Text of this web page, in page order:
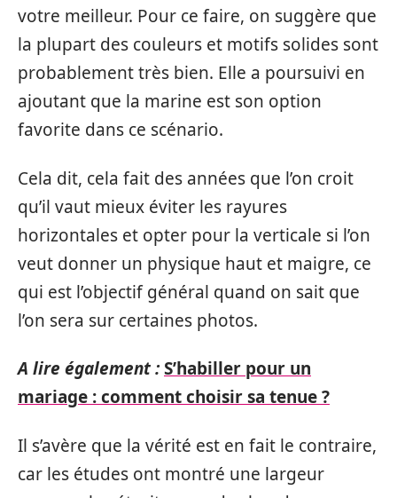
votre meilleur. Pour ce faire, on suggère que
la plupart des couleurs et motifs solides sont
probablement très bien. Elle a poursuivi en
ajoutant que la marine est son option
favorite dans ce scénario.
Cela dit, cela fait des années que l’on croit
qu’il vaut mieux éviter les rayures
horizontales et opter pour la verticale si l’on
veut donner un physique haut et maigre, ce
qui est l’objectif général quand on sait que
l’on sera sur certaines photos.
A lire également :S’habiller pour un
mariage : comment choisir sa tenue ?
Il s’avère que la vérité est en fait le contraire,
car les études ont montré une largeur